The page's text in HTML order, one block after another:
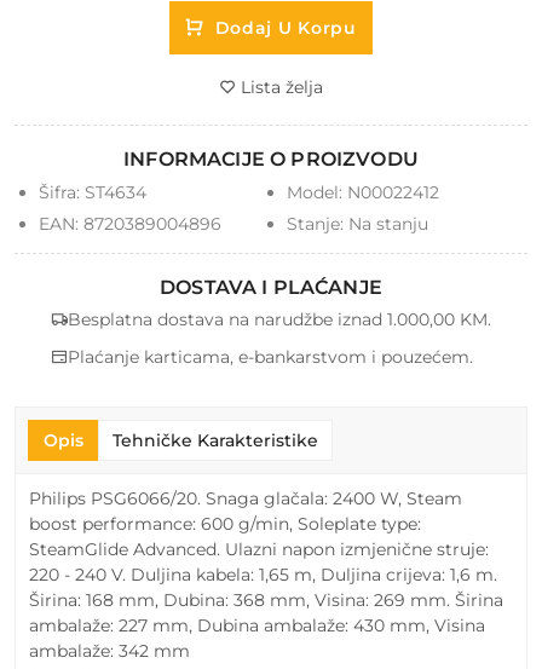
Dodaj U Korpu
Lista želja
INFORMACIJE O PROIZVODU
Šifra: ST4634 Model: N00022412
EAN: 8720389004896 Stanje: Na stanju
DOSTAVA I PLAĆANJE
Besplatna dostava na narudžbe iznad 1.000,00 KM.
Plaćanje karticama, e-bankarstvom i pouzećem.
Opis Tehničke Karakteristike
Philips PSG6066/20. Snaga glačala: 2400 W, Steam
boost performance: 600 g/min, Soleplate type:
SteamGlide Advanced. Ulazni napon izmjenične struje:
220 - 240 V. Duljina kabela: 1,65 m, Duljina crijeva: 1,6 m.
Širina: 168 mm, Dubina: 368 mm, Visina: 269 mm. Širina
ambalaže: 227 mm, Dubina ambalaže: 430 mm, Visina
ambalaže: 342 mm